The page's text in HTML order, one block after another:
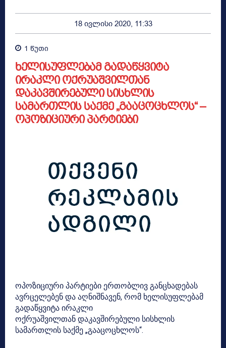
18 ივლისი 2020, 11:33
1 წუთი
ხელისუფლებამ გადაწყვიტა
ირაკლი ოქრუაშვილთან
დაკავშირებული სისხლის
სამართლის საქმე „გააცოცხლოს“ –
ოპოზიციური პარტიები
ოპოზიციური პარტიები ერთობლივ განცხადებას
ავრცელებენ და აღნიშნავენ, რომ ხელისუფლებამ
გადაწყვიტა ირაკლი
ოქრუაშვილთან დაკავშირებული სისხლის
სამართლის საქმე „გააცოცხლოს“.